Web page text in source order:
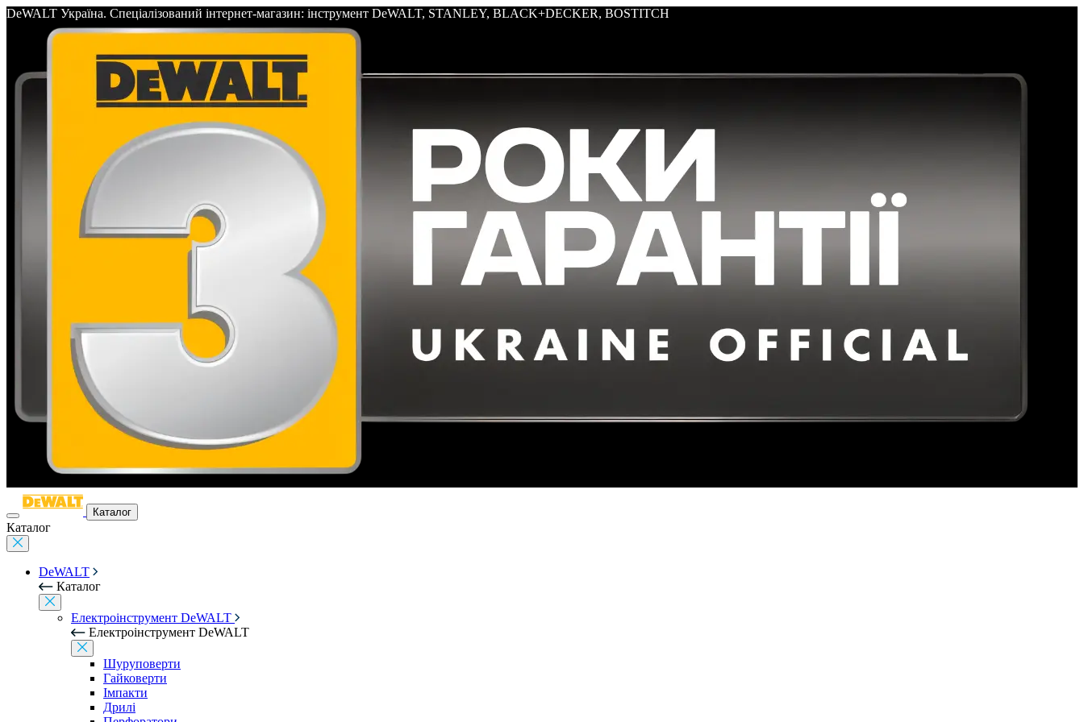
DeWALT Україна. Спеціалізований інтернет-магазин: інструмент DeWALT, STANLEY, BLACK+DECKER, BOSTITCH
Каталог
Каталог
DeWALT
Каталог
Електроінструмент DeWALT
Електроінструмент DeWALT
Шуруповерти
Гайковерти
Імпакти
Дрилі